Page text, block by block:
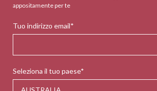
appositamente per te
Tuo indirizzo email*
Seleziona il tuo paese*